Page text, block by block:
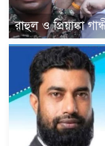
রাহুল ও প্রিয়াঙ্কা